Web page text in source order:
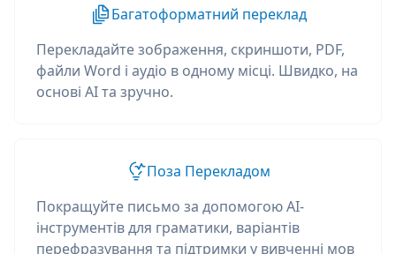
Багатоформатний переклад
Перекладайте зображення, скриншоти, PDF,
файли Word і аудіо в одному місці. Швидко, на
основі AI та зручно.
Поза Перекладом
Покращуйте письмо за допомогою AI-
інструментів для граматики, варіантів
перефразування та підтримки у вивченні мов